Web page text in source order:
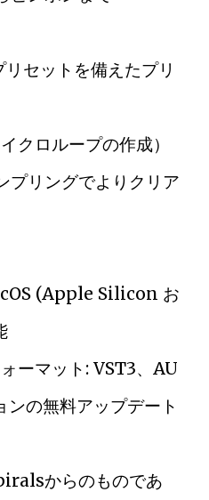
セットを備えたプリ
クロループの作成）
プリングでよりクリア
(Apple Silicon お
ーマット: VST3、AU
の無料アップデート
からのものであ